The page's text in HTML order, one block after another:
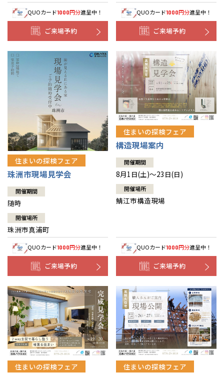
QUOカード1000円分進呈中！
ご来場予約
QUOカード1000円分進呈中！
ご来場予約
住まいの探検フェア
珠洲市現場見学会
開催期間
随時
開催場所
珠洲市真浦町
QUOカード1000円分進呈中！
ご来場予約
住まいの探検フェア
構造現場案内
開催期間
8月1日(土)～23日(日)
開催場所
鯖江市構造現場
QUOカード1000円分進呈中！
ご来場予約
住まいの探検フェア 住まいの探検フェア